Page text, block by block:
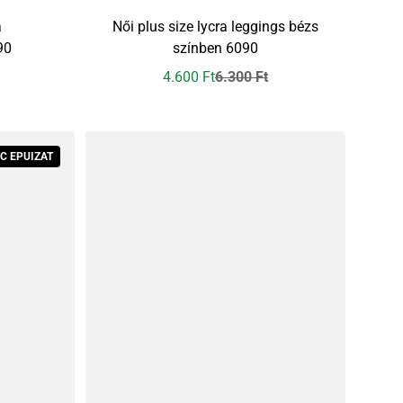
Női plus size lycra leggings bézs
színben 6090
4.600 Ft6.300 Ft
EPUIZAT